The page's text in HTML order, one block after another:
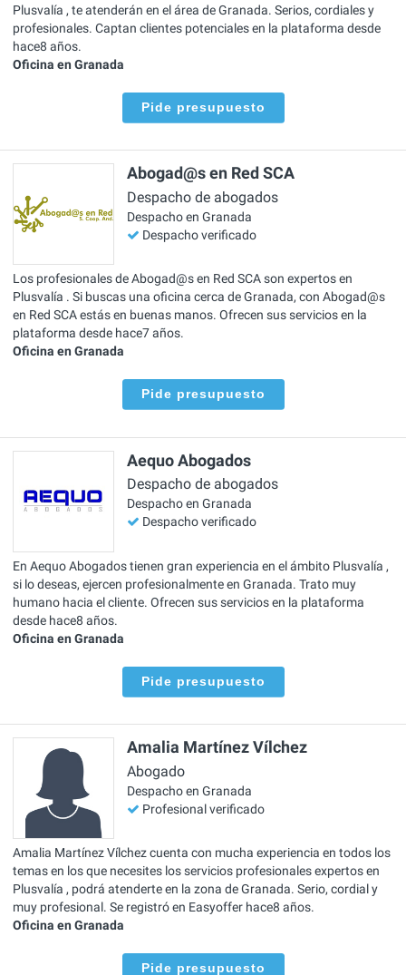
Plusvalía , te atenderán en el área de Granada. Serios, cordiales y
profesionales. Captan clientes potenciales en la plataforma desde
hace8 años.
Oficina en Granada
Pide presupuesto
Abogad@s en Red SCA
Despacho de abogados
Despacho en Granada
Despacho verificado
Los profesionales de Abogad@s en Red SCA son expertos en
Plusvalía . Si buscas una oficina cerca de Granada, con Abogad@s
en Red SCA estás en buenas manos. Ofrecen sus servicios en la
plataforma desde hace7 años.
Oficina en Granada
Pide presupuesto
Aequo Abogados
Despacho de abogados
Despacho en Granada
Despacho verificado
En Aequo Abogados tienen gran experiencia en el ámbito Plusvalía ,
si lo deseas, ejercen profesionalmente en Granada. Trato muy
humano hacia el cliente. Ofrecen sus servicios en la plataforma
desde hace8 años.
Oficina en Granada
Pide presupuesto
Amalia Martínez Vílchez
Abogado
Despacho en Granada
Profesional verificado
Amalia Martínez Vílchez cuenta con mucha experiencia en todos los
temas en los que necesites los servicios profesionales expertos en
Plusvalía , podrá atenderte en la zona de Granada. Serio, cordial y
muy profesional. Se registró en Easyoffer hace8 años.
Oficina en Granada
Pide presupuesto